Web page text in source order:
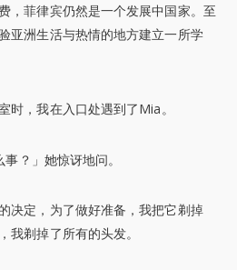
，菲律宾仍然是一个发展中国家。至
亚洲生活与热情的地方建立一所学
，我在入口处遇到了Mia。
？」她惊讶地问。
定，为了做好准备，我把它剃掉
我剃掉了所有的头发。